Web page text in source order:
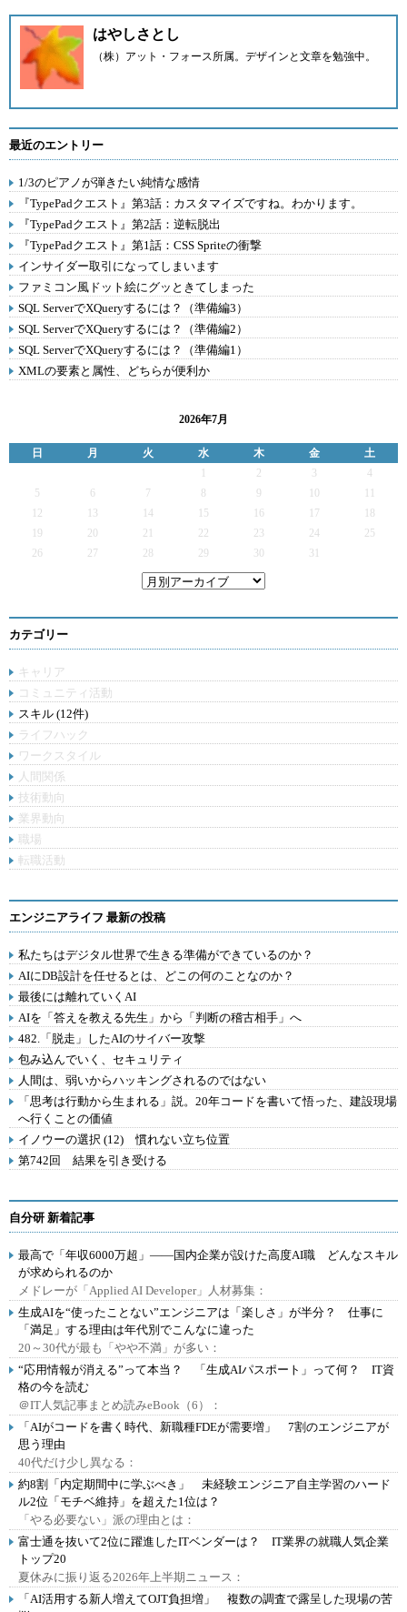
はやしさとし
（株）アット・フォース所属。デザインと文章を勉強中。
最近のエントリー
1/3のピアノが弾きたい純情な感情
『TypePadクエスト』第3話：カスタマイズですね。わかります。
『TypePadクエスト』第2話：逆転脱出
『TypePadクエスト』第1話：CSS Spriteの衝撃
インサイダー取引になってしまいます
ファミコン風ドット絵にグッときてしまった
SQL ServerでXQueryするには？（準備編3）
SQL ServerでXQueryするには？（準備編2）
SQL ServerでXQueryするには？（準備編1）
XMLの要素と属性、どちらが便利か
2026年7月
日 月 火 水 木 金
土
2 3
4
5
6 7 9
12
13 14 15 16 17
19
20 21 22 23 24
25
26
27 28 29 30 31
カテゴリー
キャリア
コミュニティ活動
スキル (12件)
ライフハック
ワークスタイル
人間関係
技術動向
業界動向
職場
転職活動
エンジニアライフ 最新の投稿
私たちはデジタル世界で生きる準備ができているのか？
AIにDB設計を任せるとは、どこの何のことなのか？
最後には離れていくAI
AIを「答えを教える先生」から「判断の稽古相手」へ
482.「脱走」したAIのサイバー攻撃
包み込んでいく、セキュリティ
人間は、弱いからハッキングされるのではない
「思考は行動から生まれる」説。20年コードを書いて悟った、建設現場
へ行くことの価値
イノウーの選択 (12) 慣れない立ち位置
第742回 結果を引き受ける
自分研 新着記事
最高で「年収6000万超」――国内企業が設けた高度AI職 どんなスキル
が求められるのか
メドレーが「Applied AI Developer」人材募集：
生成AIを“使ったことない”エンジニアは「楽しさ」が半分？ 仕事に
「満足」する理由は年代別でこんなに違った
20～30代が最も「やや不満」が多い：
“応用情報が消える”って本当？ 「生成AIパスポート」って何？ IT資
格の今を読む
＠IT人気記事まとめ読みeBook（6）：
「AIがコードを書く時代、新職種FDEが需要増」 7割のエンジニアが
思う理由
40代だけ少し異なる：
約8割「内定期間中に学ぶべき」 未経験エンジニア自主学習のハード
ル2位「モチベ維持」を超えた1位は？
「やる必要ない」派の理由とは：
富士通を抜いて2位に躍進したITベンダーは？ IT業界の就職人気企業
トップ20
夏休みに振り返る2026年上半期ニュース：
「AI活用する新人増えてOJT負担増」 複数の調査で露呈した現場の苦